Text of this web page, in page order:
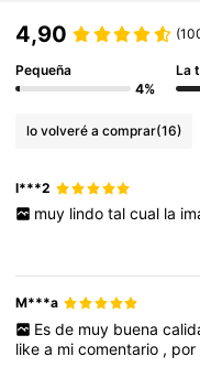
4,90
Pequeña
4%
La
lo volveré a comprar(16)
l***2
muy lindo tal cual la
M***a
Es de muy buena
likea micomentario , por